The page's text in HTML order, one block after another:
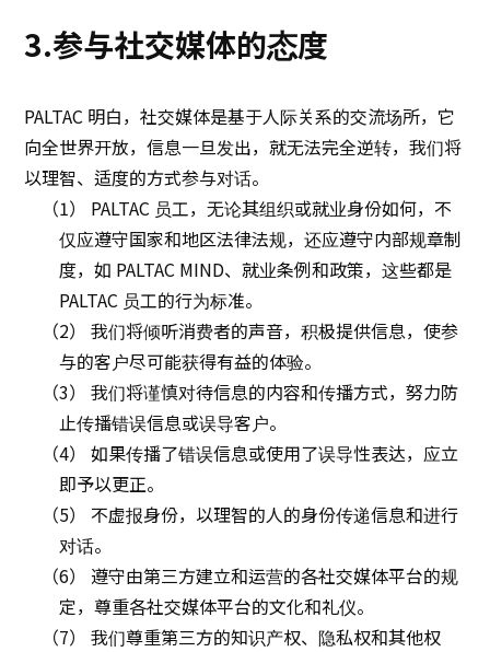
3.参与社交媒体的态度
PALTAC 明白，社交媒体是基于人际关系的交流场所，它
向全世界开放，信息一旦发出，就无法完全逆转，我们将
以理智、适度的方式参与对话。
（1） PALTAC 员工，无论其组织或就业身份如何，不
仅应遵守国家和地区法律法规，还应遵守内部规章制
度，如 PALTAC MIND、就业条例和政策，这些都是
PALTAC 员工的行为标准。
（2） 我们将倾听消费者的声音，积极提供信息，使参
与的客户尽可能获得有益的体验。
（3） 我们将谨慎对待信息的内容和传播方式，努力防
止传播错误信息或误导客户。
（4） 如果传播了错误信息或使用了误导性表达，应立
即予以更正。
（5） 不虚报身份，以理智的人的身份传递信息和进行
对话。
（6） 遵守由第三方建立和运营的各社交媒体平台的规
定，尊重各社交媒体平台的文化和礼仪。
（7） 我们尊重第三方的知识产权、隐私权和其他权